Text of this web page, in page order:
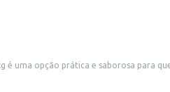
é uma opção prática e saborosa